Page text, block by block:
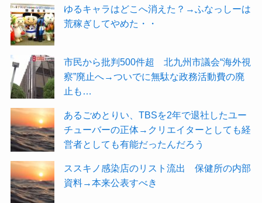
ゆるキャラはどこへ消えた？→ふなっしーは
荒稼ぎしてやめた・・
市民から批判500件超 北九州市議会“海外視
察”廃止へ→ついでに無駄な政務活動費の廃
止も…
あるごめとりい、TBSを2年で退社したユー
チューバーの正体→クリエイターとしても経
営者としても有能だったんだろう
ススキノ感染店のリスト流出 保健所の内部
資料→本来公表すべき